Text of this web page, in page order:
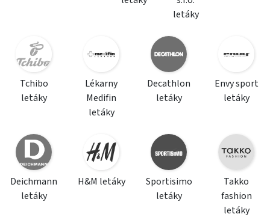
letáky
Tchibo
letáky
Lékarny
Medifin
letáky
Decathlon
letáky
Envy sport
letáky
Deichmann
letáky
H&M letáky
Sportisimo
letáky
Takko
fashion
letáky